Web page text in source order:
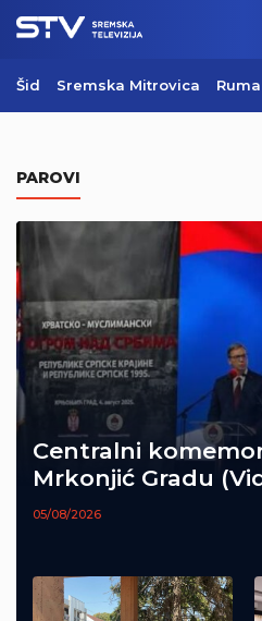
Šid Sremska Mitrovica Ruma
PAROVI
Centralni
Mrkonjić Gradu
05/08/2026